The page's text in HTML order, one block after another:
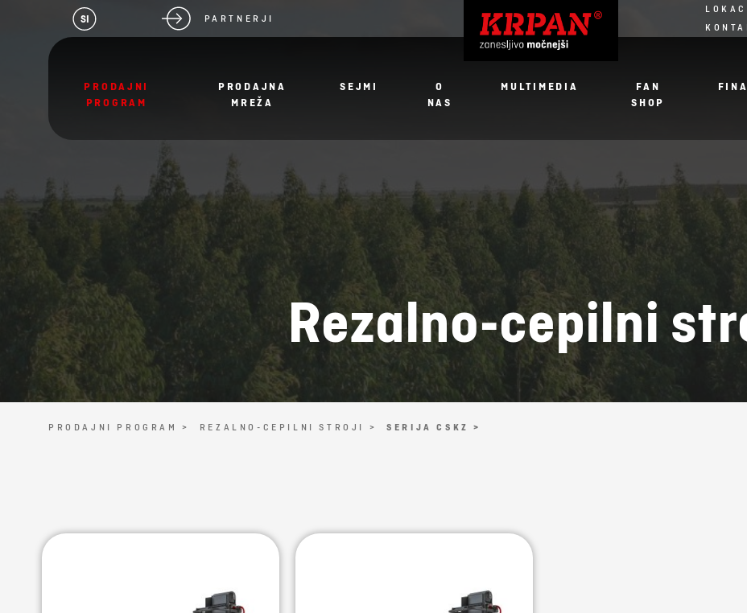
SI PARTNERJI
PRODAJNI
PROGRAM
PRODAJNA
MREŽA
SEJMI
O
NAS
MULTIMEDIA
FAN
SHOP
Rezalno-cepilni
PRODAJNI PROGRAM > REZALNO-CEPILNI STROJI > SERIJA CSKZ >